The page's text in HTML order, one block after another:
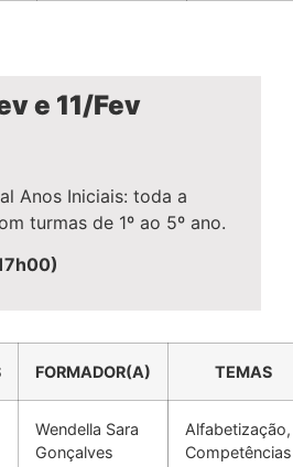
e 11/Fev
Anos Iniciais: toda a
turmas de 1º ao 5º ano.
FORMADOR(A) TEMAS
Wendella Sara
Gonçalves
Alfabetização,
Competências